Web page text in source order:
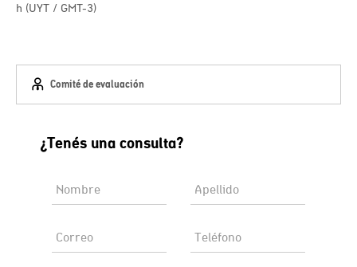
h (UYT / GMT-3)
Comité de evaluación